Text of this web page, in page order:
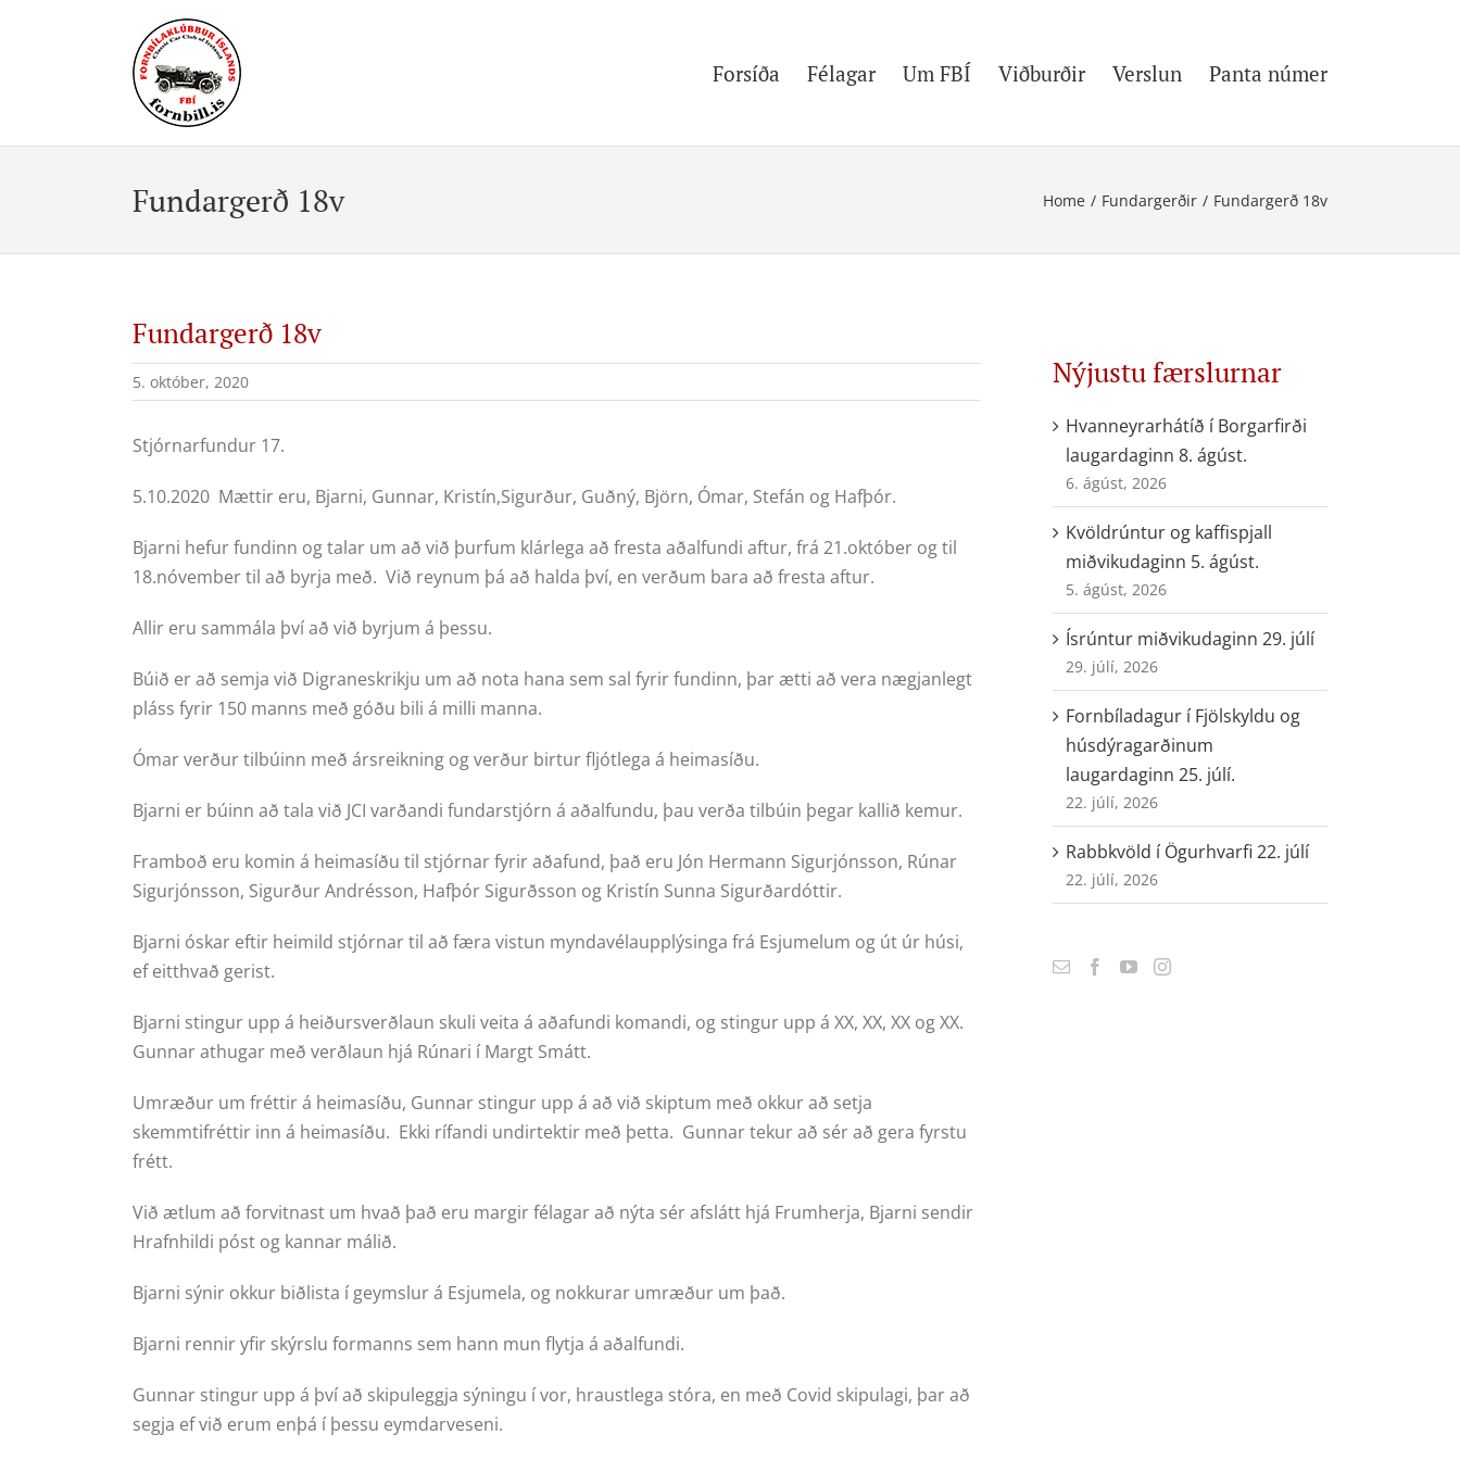
Forsíða Félagar Um FBÍ Viðburðir Verslun Panta númer
Fundargerð 18v Home / Fundargerðir / Fundargerð 18v
Fundargerð 18v
5. október, 2020
Stjórnarfundur 17.
5.10.2020 Mættir eru, Bjarni, Gunnar, Kristín,Sigurður, Guðný, Björn, Ómar, Stefán og Hafþór.
Bjarni hefur fundinn og talar um að við þurfum klárlega að fresta aðalfundi aftur, frá 21.október og til
18.nóvember til að byrja með. Við reynum þá að halda því, en verðum bara að fresta aftur.
Allir eru sammála því að við byrjum á þessu.
Búið er að semja við Digraneskrikju um að nota hana sem sal fyrir fundinn, þar ætti að vera nægjanlegt
pláss fyrir 150 manns með góðu bili á milli manna.
Ómar verður tilbúinn með ársreikning og verður birtur fljótlega á heimasíðu.
Bjarni er búinn að tala við JCI varðandi fundarstjórn á aðalfundu, þau verða tilbúin þegar kallið kemur.
Framboð eru komin á heimasíðu til stjórnar fyrir aðafund, það eru Jón Hermann Sigurjónsson, Rúnar
Sigurjónsson, Sigurður Andrésson, Hafþór Sigurðsson og Kristín Sunna Sigurðardóttir.
Bjarni óskar eftir heimild stjórnar til að færa vistun myndavélaupplýsinga frá Esjumelum og út úr húsi,
ef eitthvað gerist.
Bjarni stingur upp á heiðursverðlaun skuli veita á aðafundi komandi, og stingur upp á XX, XX, XX og XX.
Gunnar athugar með verðlaun hjá Rúnari í Margt Smátt.
Umræður um fréttir á heimasíðu, Gunnar stingur upp á að við skiptum með okkur að setja
skemmtifréttir inn á heimasíðu. Ekki rífandi undirtektir með þetta. Gunnar tekur að sér að gera fyrstu
frétt.
Við ætlum að forvitnast um hvað það eru margir félagar að nýta sér afslátt hjá Frumherja, Bjarni sendir
Hrafnhildi póst og kannar málið.
Bjarni sýnir okkur biðlista í geymslur á Esjumela, og nokkurar umræður um það.
Bjarni rennir yfir skýrslu formanns sem hann mun flytja á aðalfundi.
Gunnar stingur upp á því að skipuleggja sýningu í vor, hraustlega stóra, en með Covid skipulagi, þar að
segja ef við erum enþá í þessu eymdarveseni.
Nýjustu færslurnar
Hvanneyrarhátíð í Borgarfirði
laugardaginn 8. ágúst.
6. ágúst, 2026
Kvöldrúntur og kaffispjall
miðvikudaginn 5. ágúst.
5. ágúst, 2026
Ísrúntur miðvikudaginn 29. júlí
29. júlí, 2026
Fornbíladagur í Fjölskyldu og
húsdýragarðinum
laugardaginn 25. júlí.
22. júlí, 2026
Rabbkvöld í Ögurhvarfi 22. júlí
22. júlí, 2026